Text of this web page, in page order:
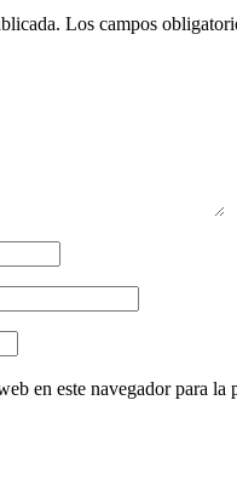
Los campos
en este navegador para la